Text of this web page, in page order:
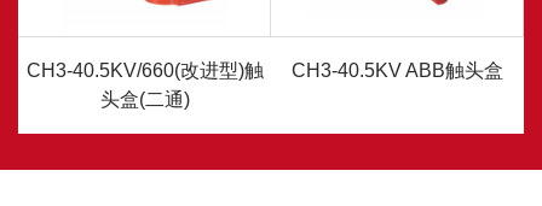
CH3-40.5KV/660(改进型)触
头盒(二通)
CH3-40.5KV ABB触头盒